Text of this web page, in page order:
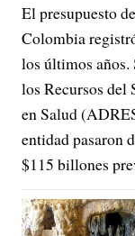
El presupuesto
Colombia
los últimos
los Recursos del
en Salud
entidad pasaron
$115 billones